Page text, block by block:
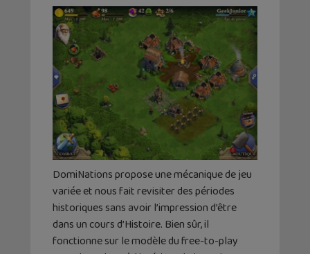
DomiNations propose une mécanique de jeu
variée et nous fait revisiter des périodes
historiques sans avoir l’impression d’être
dans un cours d’Histoire. Bien sûr, il
fonctionne sur le modèle du free-to-play